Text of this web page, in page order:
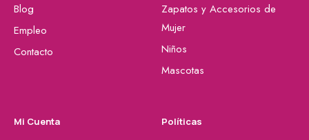
Blog
Empleo
Contacto
Zapatos y Accesorios de
Mujer
Niños
Mascotas
Mi Cuenta Políticas